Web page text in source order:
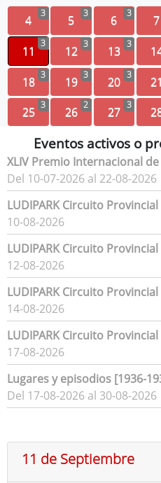
4 3 5 3 6 3 7
11
3
12 3 13 3
18 3 19 3 20 3 21
25 3 26 2 27 3
Eventos activos o
XLIV Premio Internacional
Del 10-07-2026 al 22-08-2026
LUDIPARK Circuito
10-08-2026
LUDIPARK Circuito
12-08-2026
LUDIPARK Circuito
14-08-2026
LUDIPARK Circuito
17-08-2026
Lugares y episodios [1936-
Del 17-08-2026 al 30-08-2026
11 de Septiembre